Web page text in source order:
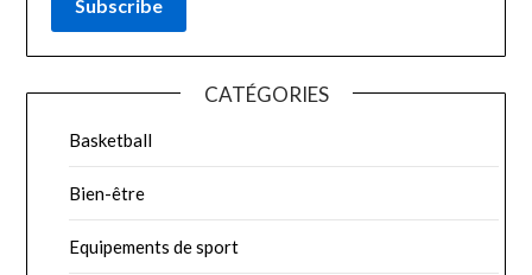
Subscribe
CATÉGORIES
Basketball
Bien-être
Equipements de sport